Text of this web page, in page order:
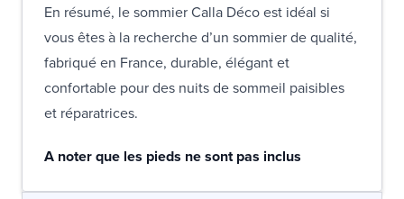
En résumé, le sommier Calla Déco est idéal si
vous êtes à la recherche d’un sommier de qualité,
fabriqué en France, durable, élégant et
confortable pour des nuits de sommeil paisibles
et réparatrices.
A noter que les pieds ne sont pas inclus